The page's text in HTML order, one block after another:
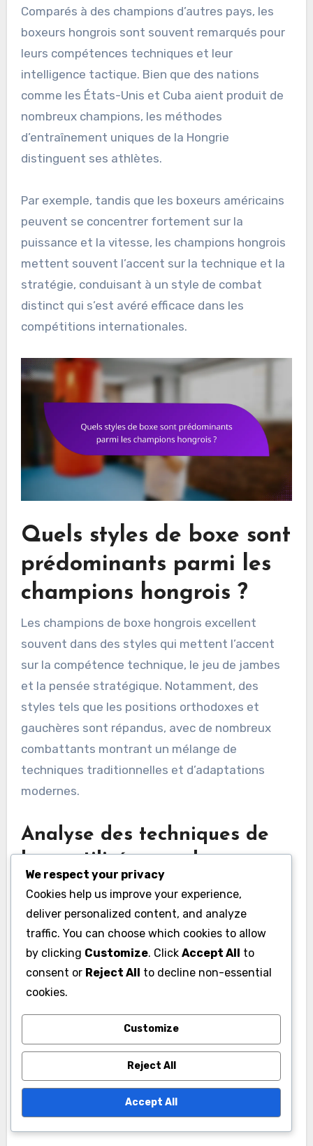
Comparés à des champions d’autres pays, les
boxeurs hongrois sont souvent remarqués pour
leurs compétences techniques et leur
intelligence tactique. Bien que des nations
comme les États-Unis et Cuba aient produit de
nombreux champions, les méthodes
d’entraînement uniques de la Hongrie
distinguent ses athlètes.
Par exemple, tandis que les boxeurs américains
peuvent se concentrer fortement sur la
puissance et la vitesse, les champions hongrois
mettent souvent l’accent sur la technique et la
stratégie, conduisant à un style de combat
distinct qui s’est avéré efficace dans les
compétitions internationales.
Quels styles de boxe sont
prédominants parmi les
champions hongrois ?
Les champions de boxe hongrois excellent
souvent dans des styles qui mettent l’accent
sur la compétence technique, le jeu de jambes
et la pensée stratégique. Notamment, des
styles tels que les positions orthodoxes et
gauchères sont répandus, avec de nombreux
combattants montrant un mélange de
techniques traditionnelles et d’adaptations
modernes.
Analyse des techniques de
boxe utilisées par les
champions
Les champions hongrois emploient
fréquemment une variété de techniques de
boxe qui mettent en avant leur agilité et leur
précision. Des techniques telles que le jab, le
contre-pied et le mouvement de tête efficace
sont courantes, leur permettant de contrôler le
rythme du combat. Les champions intègrent
souvent des combinaisons qui exploitent les
faiblesses de leurs adversaires, rendant
l’adaptabilité une caractéristique clé de leur
We respect your privacy
Cookies help us improve your experience,
deliver personalized content, and analyze
traffic. You can choose which cookies to allow
by clicking Customize. Click Accept All to
consent or Reject All to decline non-essential
cookies.
Customize
Reject All
Accept All